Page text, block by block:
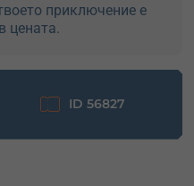
приключение е
цената.
ID 56827